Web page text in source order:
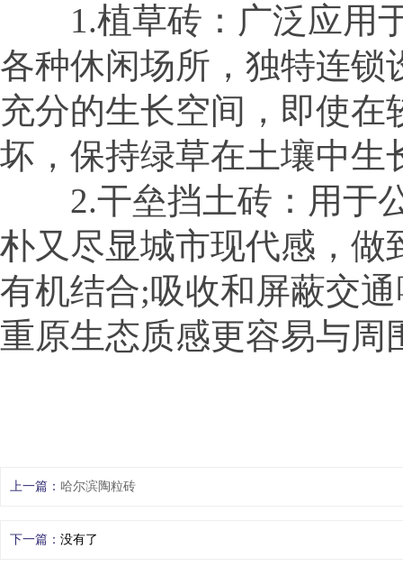
1.植草砖：广泛应用于
各种休闲场所，独特连锁
充分的生长空间，即使
坏，保持绿草在土壤中生
2.干垒挡土砖：用于公
朴又尽显城市现代感，做
有机结合;吸收和屏蔽交
重原生态质感更容易与周
上一篇： 哈尔滨陶粒砖
下一篇： 没有了